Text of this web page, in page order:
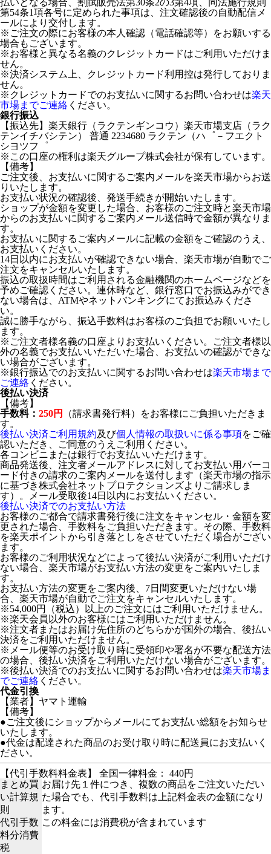
払いとなる場合、割賦販売法第30条2の3第4項、同法施行規則
第54条1項各号に定められた事項は、注文確認後の自動配信メ
ールにより交付します。
※ご注文の際にお客様の本人確認（電話確認等）をお願いする
場合もございます。
※お客様と異なる名義のクレジットカードはご利用いただけま
せん。
※決済システム上、クレジットカード利用控は発行しておりま
せん。
※クレジットカードでのお支払いに関するお問い合わせは楽天
市場までご連絡 ください。
銀行振込
【振込先】楽天銀行（ラクテンギンコウ）楽天市場支店（ラク
テンイチバシテン） 普通 2234680 ラクテン（ハ゜－フエクト
シヨツフ゜
※この口座の権利は楽天グループ株式会社が保有しています。
【備考】
ご注文後、お支払いに関するご案内メールを楽天市場からお送
りいたします。
お支払い状況の確認後、発送手続きが開始いたします。
ショップが金額を変更した場合、お客様のご注文時と楽天市場
からのお支払いに関するご案内メール送信時で金額が異なりま
す。
お支払いに関するご案内メールに記載の金額をご確認のうえ、
お支払いください。
14日以内にお支払いが確認できない場合、楽天市場が自動でご
注文をキャンセルいたします。
振込の取扱時間はご利用される金融機関のホームページなどを
予めご確認ください。連休時など、銀行窓口でお振込みができ
ない場合は、ATMやネットバンキングにてお振込みくださ
い。
誠に勝手ながら、振込手数料はお客様のご負担でお願いいたし
ます。
※ご注文者様名義の口座よりお支払いください。ご注文者様以
外の名義でお支払いいただいた場合、お支払いの確認ができな
い場合がございます。
※銀行振込でのお支払いに関するお問い合わせは楽天市場まで
ご連絡 ください。
後払い決済
【備考】
手数料： 250円
（請求書発行料）をお客様にご負担いただきま
す。
後払い決済ご利用規約及び個人情報の取扱いに係る事項をご確
認いただき、ご同意のうえご利用ください。
各コンビニまたは銀行でお支払いいただけます。
商品発送後、注文者メールアドレスに対してお支払い用バーコ
ード付きの請求のご案内メールを送付します（楽天市場の指示
に基づき株式会社ネットプロテクションズよりご請求しま
す）。メール受取後14日以内にお支払いください。
後払い決済でのお支払い方法
お客様のご都合で請求書発行後に注文をキャンセル・金額を変
更された場合、手数料をご負担いただきます。その際、手数料
を楽天ポイントから引き落としをさせていただく場合がござい
ます。
お客様のご利用状況などによって後払い決済がご利用いただけ
ない場合、楽天市場がお支払い方法の変更をご案内いたしま
す。
お支払い方法の変更をご案内後、7日間変更いただけない場
合、楽天市場が自動でご注文をキャンセルいたします。
※54,000円（税込）以上のご注文にはご利用いただけません。
※楽天会員以外のお客様にはご利用いただけません。
※注文者またはお届け先住所のどちらかが国外の場合、後払い
決済をご利用いただけません。
※メール便等のお受け取り時に受領印や署名が不要な配送方法
の場合、後払い決済をご利用いただけない場合がございます。
※後払い決済でのお支払いに関するお問い合わせは楽天市場ま
でご連絡 ください。
代金引換
【業者】ヤマト運輸
【備考】
●ご注文後にショップからメールにてお支払い総額をお知らせ
いたします。
●代金は配達された商品のお受け取り時に配送員にお支払いく
ださい。
【代引手数料料金表】 全国一律料金： 440円
まとめ買
い計算規
則
お届け先１件につき、複数の商品をご注文いただい
た場合でも、代引手数料は上記料金表の金額になり
ます。
代引手数
料分消費
税
この料金には消費税が含まれています